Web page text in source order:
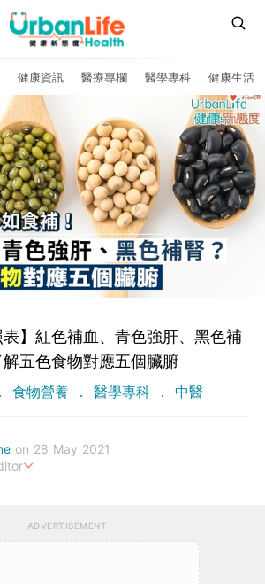
健康資訊 醫療專欄 醫學專科 健康生活
表】紅色補血、青色強肝、黑色補
五色食物對應五個臟腑
食物營養 醫學專科 中醫
on 28 May 2021
ADVERTISEMENT